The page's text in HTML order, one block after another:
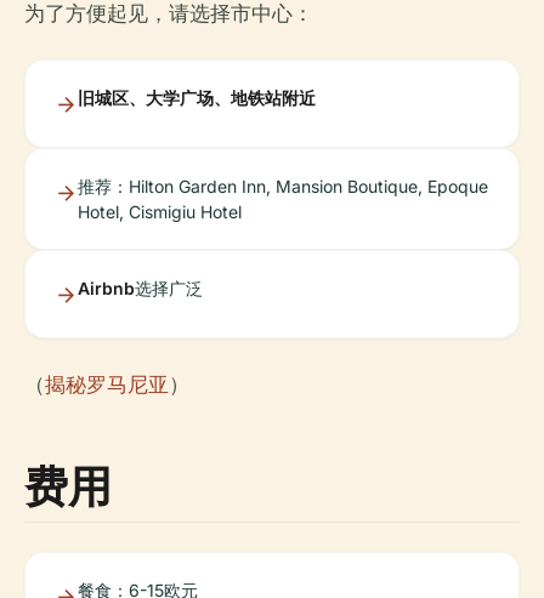
为了方便起见，请选择市中心：
旧城区、大学广场、地铁站附近
推荐：Hilton Garden Inn, Mansion Boutique, Epoque
Hotel, Cismigiu Hotel
Airbnb选择广泛
（揭秘罗马尼亚 ）
费用
餐食：6-15欧元